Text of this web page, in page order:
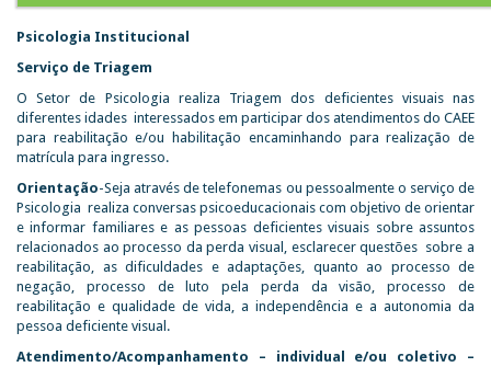
Psicologia Institucional
Serviço de Triagem
O Setor de Psicologia realiza Triagem dos deficientes visuais nas
diferentes idades interessados em participar dos atendimentos do CAEE
para reabilitação e/ou habilitação encaminhando para realização de
matrícula para ingresso.
Orientação-Seja através de telefonemas ou pessoalmente o serviço de
Psicologia realiza conversas psicoeducacionais com objetivo de orientar
e informar familiares e as pessoas deficientes visuais sobre assuntos
relacionados ao processo da perda visual, esclarecer questões sobre a
reabilitação, as dificuldades e adaptações, quanto ao processo de
negação, processo de luto pela perda da visão, processo de
reabilitação e qualidade de vida, a independência e a autonomia da
pessoa deficiente visual.
Atendimento/Acompanhamento – individual e/ou coletivo –